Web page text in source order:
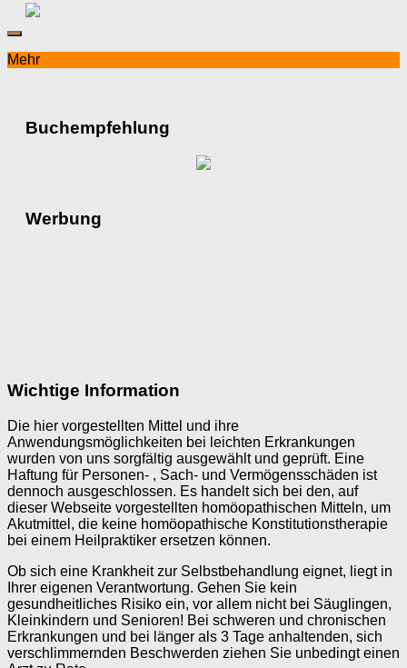
Mehr
Buchempfehlung
Werbung
Wichtige Information
Die hier vorgestellten Mittel und ihre
Anwendungsmöglichkeiten bei leichten Erkrankungen
wurden von uns sorgfältig ausgewählt und geprüft. Eine
Haftung für Personen- , Sach- und Vermögensschäden ist
dennoch ausgeschlossen. Es handelt sich bei den, auf
dieser Webseite vorgestellten homöopathischen Mitteln, um
Akutmittel, die keine homöopathische Konstitutionstherapie
bei einem Heilpraktiker ersetzen können.
Ob sich eine Krankheit zur Selbstbehandlung eignet, liegt in
Ihrer eigenen Verantwortung. Gehen Sie kein
gesundheitliches Risiko ein, vor allem nicht bei Säuglingen,
Kleinkindern und Senioren! Bei schweren und chronischen
Erkrankungen und bei länger als 3 Tage anhaltenden, sich
verschlimmernden Beschwerden ziehen Sie unbedingt einen